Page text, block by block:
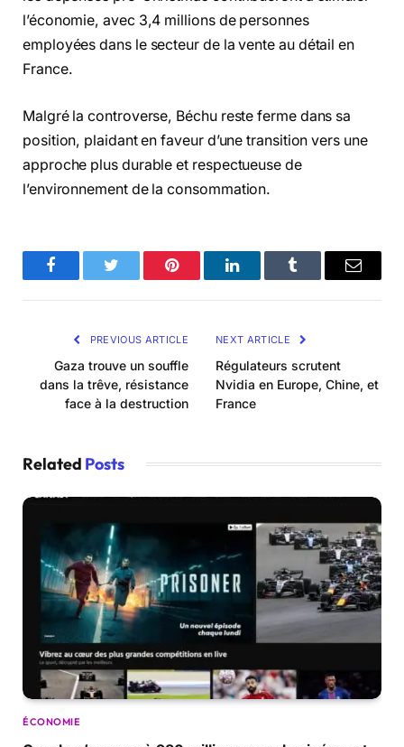
l’économie, avec 3,4 millions de personnes
employées dans le secteur de la vente au détail en
France.
Malgré la controverse, Béchu reste ferme dans sa
position, plaidant en faveur d’une transition vers une
approche plus durable et respectueuse de
l’environnement de la consommation.
FacebookTwitter Pinterest LinkedInTumblr Email
PREVIOUS ARTICLE
Gaza trouve un souffle
dans la trêve, résistance
face à la destruction
NEXT ARTICLE
Régulateurs scrutent
Nvidia en Europe, Chine, et
France
Related Posts
ÉCONOMIE